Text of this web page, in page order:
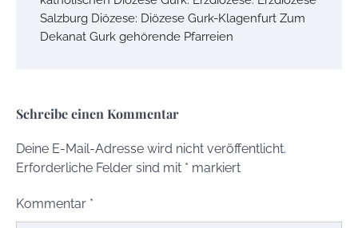
Salzburg Diözese: Diözese Gurk-Klagenfurt Zum
Dekanat Gurk gehörende Pfarreien
Schreibe einen Kommentar
Deine E-Mail-Adresse wird nicht veröffentlicht.
Erforderliche Felder sind mit * markiert
Kommentar *